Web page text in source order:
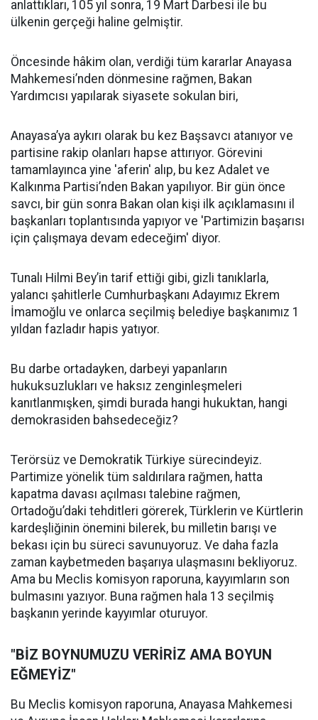
anlattıkları, 105 yıl sonra, 19 Mart Darbesi ile bu
ülkenin gerçeği haline gelmiştir.
Öncesinde hâkim olan, verdiği tüm kararlar Anayasa
Mahkemesi’nden dönmesine rağmen, Bakan
Yardımcısı yapılarak siyasete sokulan biri,
Anayasa’ya aykırı olarak bu kez Başsavcı atanıyor ve
partisine rakip olanları hapse attırıyor. Görevini
tamamlayınca yine 'aferin' alıp, bu kez Adalet ve
Kalkınma Partisi’nden Bakan yapılıyor. Bir gün önce
savcı, bir gün sonra Bakan olan kişi ilk açıklamasını il
başkanları toplantısında yapıyor ve 'Partimizin başarısı
için çalışmaya devam edeceğim' diyor.
Tunalı Hilmi Bey’in tarif ettiği gibi, gizli tanıklarla,
yalancı şahitlerle Cumhurbaşkanı Adayımız Ekrem
İmamoğlu ve onlarca seçilmiş belediye başkanımız 1
yıldan fazladır hapis yatıyor.
Bu darbe ortadayken, darbeyi yapanların
hukuksuzlukları ve haksız zenginleşmeleri
kanıtlanmışken, şimdi burada hangi hukuktan, hangi
demokrasiden bahsedeceğiz?
Terörsüz ve Demokratik Türkiye sürecindeyiz.
Partimize yönelik tüm saldırılara rağmen, hatta
kapatma davası açılması talebine rağmen,
Ortadoğu’daki tehditleri görerek, Türklerin ve Kürtlerin
kardeşliğinin önemini bilerek, bu milletin barışı ve
bekası için bu süreci savunuyoruz. Ve daha fazla
zaman kaybetmeden başarıya ulaşmasını bekliyoruz.
Ama bu Meclis komisyon raporuna, kayyımların son
bulmasını yazıyor. Buna rağmen hala 13 seçilmiş
başkanın yerinde kayyımlar oturuyor.
"BİZ BOYNUMUZU VERİRİZ AMA BOYUN
EĞMEYİZ"
Bu Meclis komisyon raporuna, Anayasa Mahkemesi